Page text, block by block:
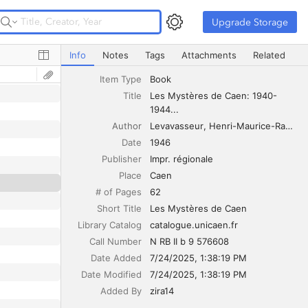
Upgrade Storage Upgrade Storage
Les Mystères de Caen: 1940-1944...
Info Notes Tags Attachments Related
Item Type
Book
Title
Les Mystères de Caen: 1940-
1944...
Author
Levavasseur
Henri-Maurice-Raymond
Date
1946
Publisher
Impr. régionale
Place
Caen
# of Pages
62
Short Title
Les Mystères de Caen
Library Catalog
catalogue.unicaen.fr
Call Number
N RB II b 9 576608
Date Added
7/24/2025, 1:38:19 PM
Date Modified
7/24/2025, 1:38:19 PM
Added By
zira14